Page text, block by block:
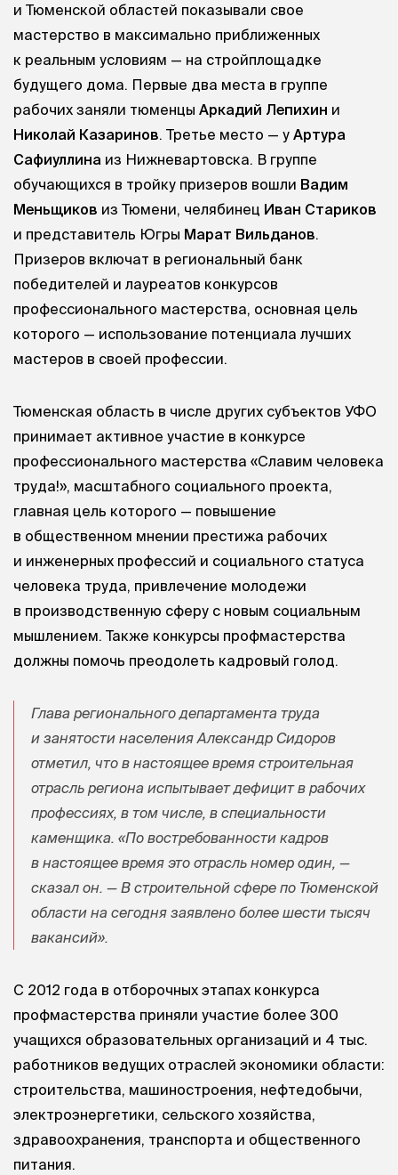
и Тюменской областей показывали свое
мастерство в максимально приближенных
к реальным условиям — на стройплощадке
будущего дома. Первые два места в группе
рабочих заняли тюменцы Аркадий Лепихин и
Николай Казаринов. Третье место — у Артура
Сафиуллина из Нижневартовска. В группе
обучающихся в тройку призеров вошли Вадим
Меньщиков из Тюмени, челябинец Иван Стариков
и представитель Югры Марат Вильданов.
Призеров включат в региональный банк
победителей и лауреатов конкурсов
профессионального мастерства, основная цель
которого — использование потенциала лучших
мастеров в своей профессии.
Тюменская область в числе других субъектов УФО
принимает активное участие в конкурсе
профессионального мастерства «Славим человека
труда!», масштабного социального проекта,
главная цель которого — повышение
в общественном мнении престижа рабочих
и инженерных профессий и социального статуса
человека труда, привлечение молодежи
в производственную сферу с новым социальным
мышлением. Также конкурсы профмастерства
должны помочь преодолеть кадровый голод.
Глава регионального департамента труда
и занятости населения Александр Сидоров
отметил, что в настоящее время строительная
отрасль региона испытывает дефицит в рабочих
профессиях, в том числе, в специальности
каменщика. «По востребованности кадров
в настоящее время это отрасль номер один, —
сказал он. — В строительной сфере по Тюменской
области на сегодня заявлено более шести тысяч
вакансий».
С 2012 года в отборочных этапах конкурса
профмастерства приняли участие более 300
учащихся образовательных организаций и 4 тыс.
работников ведущих отраслей экономики области:
строительства, машиностроения, нефтедобычи,
электроэнергетики, сельского хозяйства,
здравоохранения, транспорта и общественного
питания.